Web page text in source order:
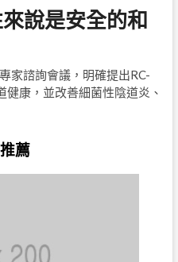
說是安全的和
家諮詢會議，明確提出RC-
康，並改善細菌性陰道炎、
薦